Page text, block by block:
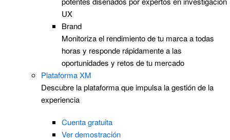
UX
Brand
Monitoriza el rendimiento de tu marca a todas
horas y responde rápidamente a las
oportunidades y retos de tu mercado
Plataforma XM
Descubre la plataforma que impulsa la gestión de la
experiencia
Cuenta gratuita
Ver demostración